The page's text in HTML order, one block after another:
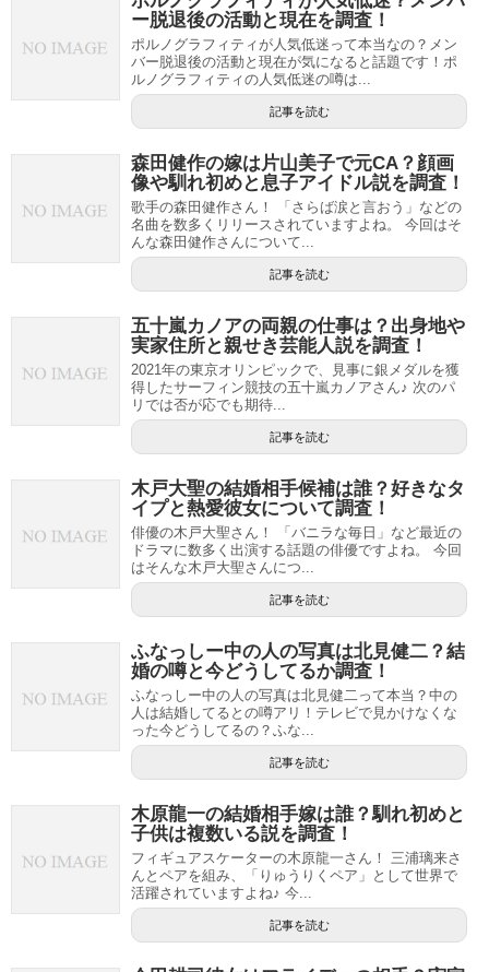
ー脱退後の活動と現在を調査！
ポルノグラフィティが人気低迷って本当なの？メン
バー脱退後の活動と現在が気になると話題です！ポ
ルノグラフィティの人気低迷の噂は...
記事を読む
森田健作の嫁は片山美子で元CA？顔画
像や馴れ初めと息子アイドル説を調査！
歌手の森田健作さん！ 「さらば涙と言おう」などの
名曲を数多くリリースされていますよね。 今回はそ
んな森田健作さんについて...
記事を読む
五十嵐カノアの両親の仕事は？出身地や
実家住所と親せき芸能人説を調査！
2021年の東京オリンピックで、見事に銀メダルを獲
得したサーフィン競技の五十嵐カノアさん♪ 次のパ
リでは否が応でも期待...
記事を読む
木戸大聖の結婚相手候補は誰？好きなタ
イプと熱愛彼女について調査！
俳優の木戸大聖さん！ 「バニラな毎日」など最近の
ドラマに数多く出演する話題の俳優ですよね。 今回
はそんな木戸大聖さんにつ...
記事を読む
ふなっしー中の人の写真は北見健二？結
婚の噂と今どうしてるか調査！
ふなっしー中の人の写真は北見健二って本当？中の
人は結婚してるとの噂アリ！テレビで見かけなくな
った今どうしてるの？ふな...
記事を読む
木原龍一の結婚相手嫁は誰？馴れ初めと
子供は複数いる説を調査！
フィギュアスケーターの木原龍一さん！ 三浦璃来さ
んとペアを組み、「りゅうりくペア」として世界で
活躍されていますよね♪ 今...
記事を読む